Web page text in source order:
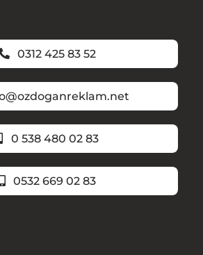
0312 425 83 52
0 538 480 02 83
0532 669 02 83